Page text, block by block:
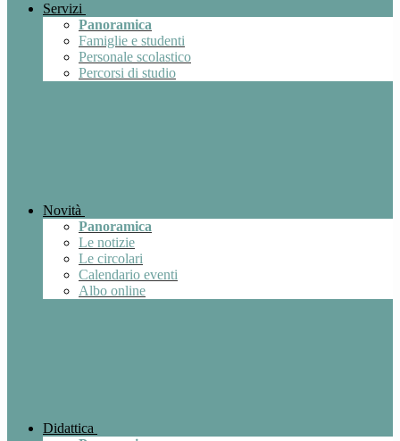
Servizi
Panoramica
Famiglie e studenti
Personale scolastico
Percorsi di studio
Novità
Panoramica
Le notizie
Le circolari
Calendario eventi
Albo online
Didattica